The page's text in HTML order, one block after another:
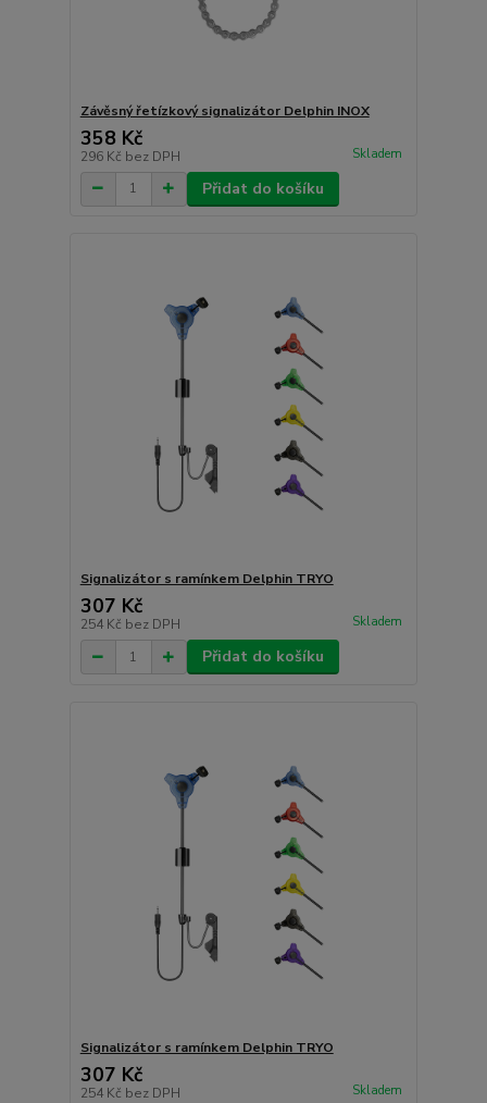
Závěsný řetízkový signalizátor Delphin INOX
358 Kč
296 Kč bez DPH Skladem
Přidat do košíku
Signalizátor s ramínkem Delphin TRYO
307 Kč
254 Kč bez DPH Skladem
Přidat do košíku
Signalizátor s ramínkem Delphin TRYO
307 Kč
254 Kč bez DPH Skladem